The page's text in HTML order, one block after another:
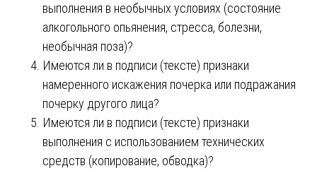
выполнения в необычных условиях (состояние
алкогольного опьянения, стресса, болезни,
необычная поза)?
Имеются ли в подписи (тексте) признаки
намеренного искажения почерка или подражания
почерку другого лица?
Имеются ли в подписи (тексте) признаки
выполнения с использованием технических
средств (копирование, обводка)?